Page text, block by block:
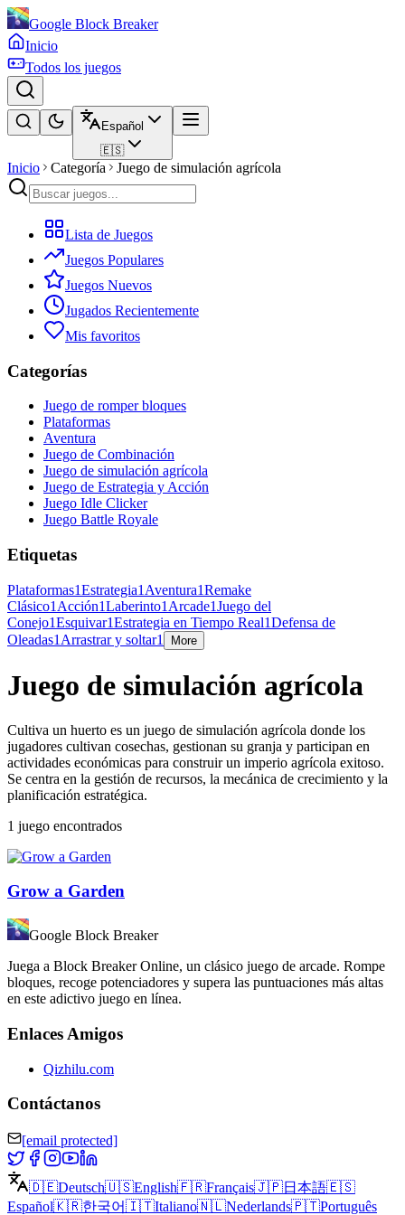
Google Block Breaker
Inicio
Todos los juegos
Español
🇪🇸
Inicio Categoría Juego de simulación agrícola
Lista de Juegos
Juegos Populares
Juegos Nuevos
Jugados Recientemente
Mis favoritos
Categorías
Juego de romper bloques
Plataformas
Aventura
Juego de Combinación
Juego de simulación agrícola
Juego de Estrategia y Acción
Juego Idle Clicker
Juego Battle Royale
Etiquetas
Plataformas1Estrategia1 Aventura1Remake
Clásico1 Acción1Laberinto1 Arcade1Juego del
Conejo1Esquivar1Estrategia en Tiempo Real1Defensa de
Oleadas1 Arrastrar y soltar1 More
Juego de simulación agrícola
Cultiva un huerto es un juego de simulación agrícola donde los
jugadores cultivan cosechas, gestionan su granja y participan en
actividades económicas para construir un imperio agrícola exitoso.
Se centra en la gestión de recursos, la mecánica de crecimiento y la
planificación estratégica.
1 juego encontrados
Grow a Garden
Google Block Breaker
Juega a Block Breaker Online, un clásico juego de arcade. Rompe
bloques, recoge potenciadores y supera las puntuaciones más altas
en este adictivo juego en línea.
Enlaces Amigos
Qizhilu.com
Contáctanos
[email protected]
🇩🇪Deutsch🇺🇸English🇫🇷Français🇯🇵日本語🇪🇸
Español🇰🇷한국어🇮🇹Italiano🇳🇱Nederlands🇵🇹Português